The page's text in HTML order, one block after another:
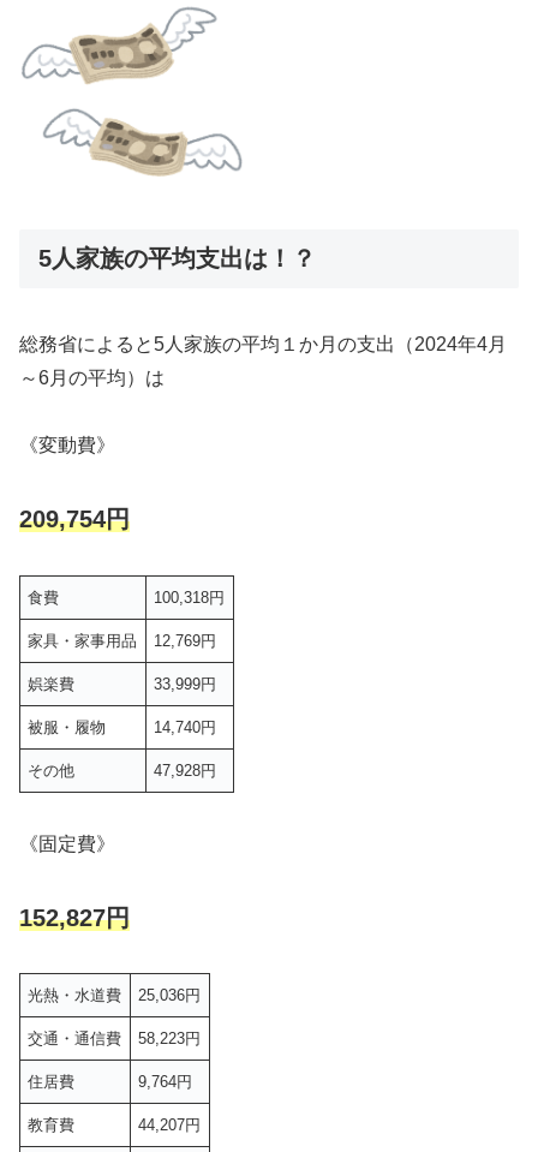
5人家族の平均支出は！？
総務省によると5人家族の平均１か月の支出（2024年4月
～6月の平均）は
《変動費》
209,754円
食費 100,318円
家具・家事用品 12,769円
娯楽費 33,999円
被服・履物 14,740円
その他 47,928円
《固定費》
152,827円
光熱・水道費 25,036円
交通・通信費 58,223円
住居費 9,764円
教育費 44,207円